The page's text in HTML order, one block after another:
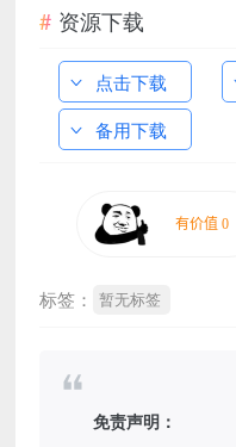
资源下载
点击下载
备用下载
标签： 暂无标签
免责声明：